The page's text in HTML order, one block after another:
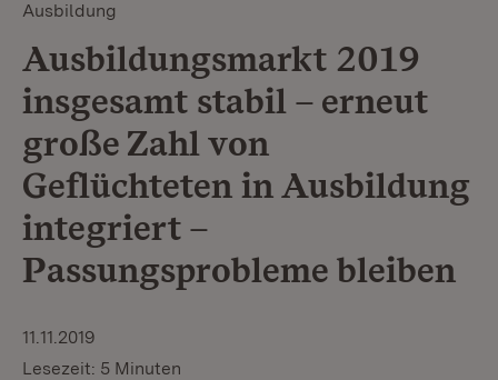
Ausbildung
Ausbildungsmarkt 2019
insgesamt stabil – erneut
große Zahl von
Geflüchteten in Ausbildung
integriert –
Passungsprobleme bleiben
11.11.2019
Lesezeit: 5 Minuten